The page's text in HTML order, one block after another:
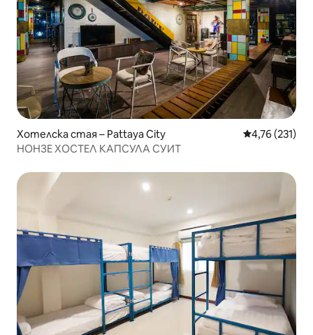
Хотелска стая – Pattaya City Средна
4,76 (231)
НОНЗЕ ХОСТЕЛ КАПСУЛА СУИТ